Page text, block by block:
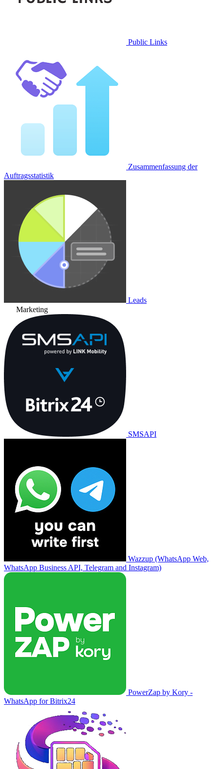
Public Links
Zusammenfassung der
Auftragsstatistik
Leads
Marketing
SMSAPI
Wazzup (WhatsApp Web,
WhatsApp Business API, Telegram and Instagram)
PowerZap by Kory -
WhatsApp for Bitrix24